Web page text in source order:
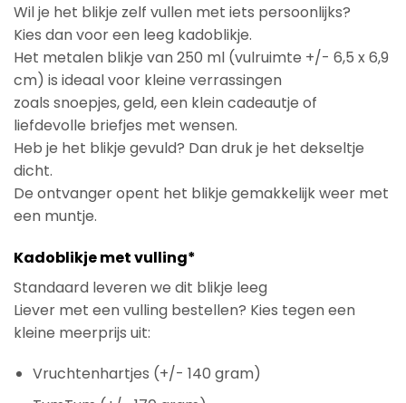
Wil je het blikje zelf vullen met iets persoonlijks?
Kies dan voor een leeg kadoblikje.
Het metalen blikje van 250 ml (vulruimte +/- 6,5 x 6,9
cm) is ideaal voor kleine verrassingen
zoals snoepjes, geld, een klein cadeautje of
liefdevolle briefjes met wensen.
Heb je het blikje gevuld? Dan druk je het dekseltje
dicht.
De ontvanger opent het blikje gemakkelijk weer met
een muntje.
Kadoblikje met vulling*
Standaard leveren we dit blikje leeg
Liever met een vulling bestellen? Kies tegen een
kleine meerprijs uit:
Vruchtenhartjes (+/- 140 gram)